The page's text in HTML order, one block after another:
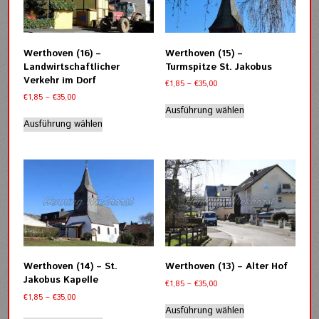
können
auf
gewählt
können
auf
gewählt
Werthoven (16) –
Landwirtschaftlicher
Verkehr im Dorf
€1,85 –€35,00Preisspanne:
bis
€35,00
Ausführung wählen
Dieses
Produkt
mehrere
Die
Optionen
können
auf
Produktseite
Werthoven (15) –
Turmspitze St. Jakobus
€1,85 – €35,00Preisspanne:
bis
€35,00
Ausführung wählen
Dieses
Produkt
auf.
Die
Optionen
können
auf
der
gewählt
Werthoven (14) – St.
Jakobus Kapelle
€1,85 –€35,00Preisspanne:
Werthoven (13) – Alter Hof
€1,85 – €35,00Preisspanne:
bis
Ausführung wählenProdukt